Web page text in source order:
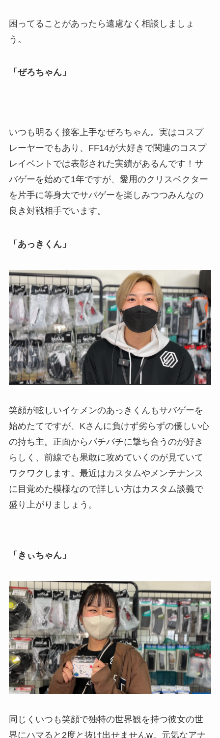
困ってることがあったら遠慮なく相談しましょ
う。
「ぜろちゃん」
いつも明るく接客上手なぜろちゃん。実はコスプ
レーヤーでもあり、FF14が大好きで関連のコスプ
レイベントでは表彰された実績があるんです！サ
バゲーを始めて1年ですが、愛用のクリスベクター
を片手に等身大でサバゲーを楽しみつつみんなの
良き対戦相手でいます。
「あっきくん」
笑顔が眩しいイケメンのあっきくんもサバゲーを
始めたてですが、Kさんに負けず劣らずの優しい心
の持ち主。正面からバチバチに撃ち合うのが好き
らしく、前線でも果敢に攻めていくのが見ていて
ワクワクします。最近はカスタムやメンテナンス
に目覚めた模様なので詳しい方はカスタム談義で
盛り上がりましょう。
「きぃちゃん」
同じくいつも笑顔で独特の世界観を持つ彼女の世
界にハマると2度と抜け出せませんw。元気なアナ